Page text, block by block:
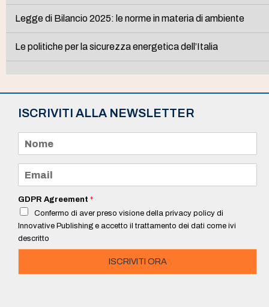
Legge di Bilancio 2025: le norme in materia di ambiente
Le politiche per la sicurezza energetica dell’Italia
ISCRIVITI ALLA NEWSLETTER
m
e
a
i
*
GDPR Agreement *
Confermo di aver preso visione della privacy policy di
Innovative Publishing e accetto il trattamento dei dati come ivi
descritto
ISCRIVITI ORA